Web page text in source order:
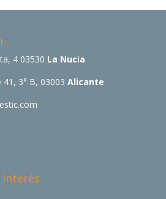
4 03530 La Nucia
3° B, 03003 Alicante